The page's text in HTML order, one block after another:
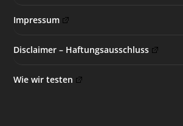
Impressum
Disclaimer – Haftungsausschluss
Wie wir testen